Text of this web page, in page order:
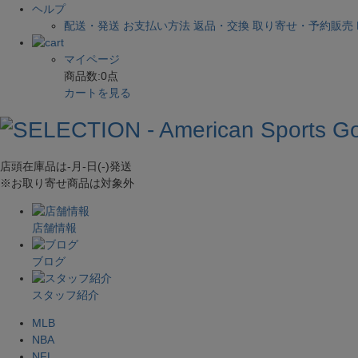
ヘルプ
配送・発送 お支払い方法 返品・交換 取り寄せ・予約販売
マイページ
商品数:0点
カートを見る
店頭在庫品は-月-日(-)発送
※お取り寄せ商品は対象外
店舗情報
ブログ
スタッフ紹介
MLB
NBA